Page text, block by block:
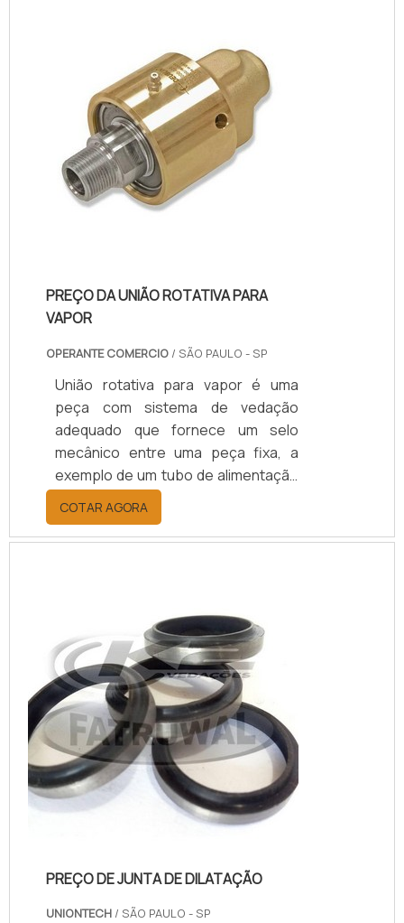
capaz de permitir a transferência
de:Vapor;Ar;Óleo;Fluido
hidráulico;R...
PREÇO DA UNIÃO ROTATIVA PARA
VAPOR
OPERANTE COMERCIO / SÃO PAULO - SP
União rotativa para vapor é uma
peça com sistema de vedação
adequado que fornece um selo
mecânico entre uma peça fixa, a
exemplo de um tubo de alimentação
estacionário, e uma outra rotativa,
como um tambor ou cilindro
giratório, permitindo a transferência
rotação dos dispositivos.MAIS
SOBRE AS VARIAÇÕES DA PEÇAA
união rotativa pode ser instalada no
final de um eixo ou ...
COTAR AGORA
PREÇO DE JUNTA DE DILATAÇÃO
UNIONTECH / SÃO PAULO - SP